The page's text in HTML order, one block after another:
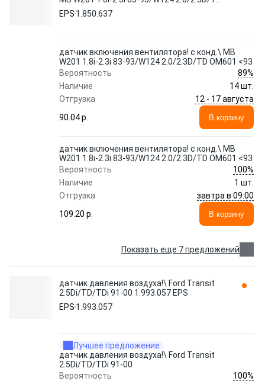
OM601 <93 1.850.637 EPS
EPS 1.850.637
датчик включения вентилятора! с конд.\ MB
W201 1.8i-2.3i 83-93/W124 2.0/2.3D/TD OM601 <93
Вероятность
89%
Наличие
14 шт.
Отгрузка
12 - 17 августа
90.04 p.
В корзину
датчик включения вентилятора! с конд.\ MB
W201 1.8i-2.3i 83-93/W124 2.0/2.3D/TD OM601 <93
Вероятность
100%
Наличие
1 шт.
Отгрузка
завтра в 09:00
109.20 p.
В корзину
Показать еще 7 предложений
датчик давления воздуха!\ Ford Transit
2.5Di/TD/TDi 91-00 1.993.057 EPS
EPS 1.993.057
Лучшее предложение
датчик давления воздуха!\ Ford Transit
2.5Di/TD/TDi 91-00
Вероятность
100%